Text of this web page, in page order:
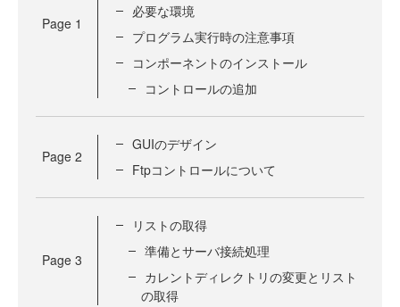
Page 1
必要な環境
プログラム実行時の注意事項
コンポーネントのインストール
コントロールの追加
Page 2
GUIのデザイン
Ftpコントロールについて
Page 3
リストの取得
準備とサーバ接続処理
カレントディレクトリの変更とリスト
の取得